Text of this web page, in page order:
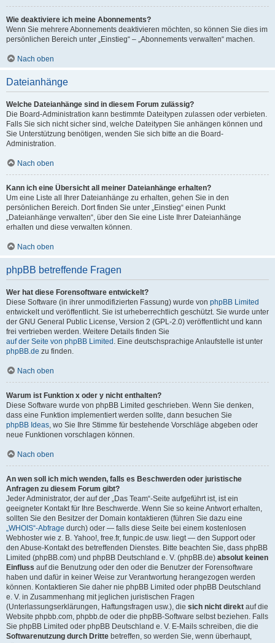
Wie deaktiviere ich meine Abonnements?
Wenn Sie mehrere Abonnements deaktivieren möchten, so können Sie dies im
persönlichen Bereich unter „Einstieg“ – „Abonnements verwalten“ machen.
Nach oben
Dateianhänge
Welche Dateianhänge sind in diesem Forum zulässig?
Die Board-Administration kann bestimmte Dateitypen zulassen oder verbieten.
Falls Sie sich nicht sicher sind, welche Dateitypen Sie anhängen können und
Sie Unterstützung benötigen, wenden Sie sich bitte an die Board-
Administration.
Nach oben
Kann ich eine Übersicht all meiner Dateianhänge erhalten?
Um eine Liste all Ihrer Dateianhänge zu erhalten, gehen Sie in den
persönlichen Bereich. Dort finden Sie unter „Einstieg“ einen Punkt
„Dateianhänge verwalten“, über den Sie eine Liste Ihrer Dateianhänge
erhalten und diese verwalten können.
Nach oben
phpBB betreffende Fragen
Wer hat diese Forensoftware entwickelt?
Diese Software (in ihrer unmodifizierten Fassung) wurde von phpBB Limited
entwickelt und veröffentlicht. Sie ist urheberrechtlich geschützt. Sie wurde unter
der GNU General Public License, Version 2 (GPL-2.0) veröffentlicht und kann
frei vertrieben werden. Weitere Details finden Sie
auf der Seite von phpBB Limited . Eine deutschsprachige Anlaufstelle ist unter
phpBB.de zu finden.
Nach oben
Warum ist Funktion x oder y nicht enthalten?
Diese Software wurde von phpBB Limited geschrieben. Wenn Sie denken,
dass eine Funktion implementiert werden sollte, dann besuchen Sie
phpBB Ideas, wo Sie Ihre Stimme für bestehende Vorschläge abgeben oder
neue Funktionen vorschlagen können.
Nach oben
An wen soll ich mich wenden, falls es Beschwerden oder juristische
Anfragen zu diesem Forum gibt?
Jeder Administrator, der auf der „Das Team“-Seite aufgeführt ist, ist ein
geeigneter Kontakt für Ihre Beschwerde. Wenn Sie so keine Antwort erhalten,
sollten Sie den Besitzer der Domain kontaktieren (führen Sie dazu eine
„WHOIS“-Abfrage durch) oder — falls diese Seite bei einem kostenlosen
Webhoster wie z. B. Yahoo!, free.fr, funpic.de usw. liegt — den Support oder
den Abuse-Kontakt des betreffenden Dienstes. Bitte beachten Sie, dass phpBB
Limited (phpBB.com) und phpBB Deutschland e. V. (phpBB.de) absolut keinen
Einfluss auf die Benutzung oder den oder die Benutzer der Forensoftware
haben und dafür in keiner Weise zur Verantwortung herangezogen werden
können. Kontaktieren Sie daher nie phpBB Limited oder phpBB Deutschland
e. V. in Zusammenhang mit jeglichen juristischen Fragen
(Unterlassungserklärungen, Haftungsfragen usw.), die sich nicht direkt auf die
Website phpbb.com, phpbb.de oder die phpBB-Software selbst beziehen. Falls
Sie phpBB Limited oder phpBB Deutschland e. V. E-Mails schreiben, die die
Softwarenutzung durch Dritte betreffen, so werden Sie, wenn überhaupt,